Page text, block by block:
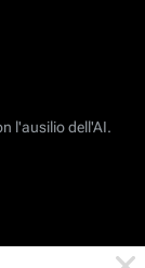
l'ausilio dell'AI.